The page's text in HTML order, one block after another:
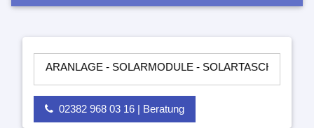
- SOLARMODULE - SOLARTASCHEN -
02382 968 03 16 | Beratung